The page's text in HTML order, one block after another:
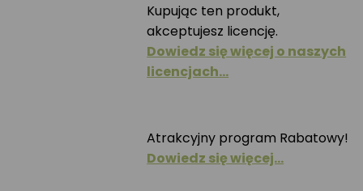
Kupując ten produkt,
akceptujesz licencję.
Dowiedz się więcej o naszych
licencjach…
Atrakcyjny program Rabatowy!
Dowiedz się więcej…